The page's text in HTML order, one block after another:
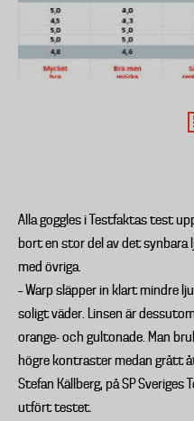
Alla goggles i Testfaktas test
bort en stor del av det
med övriga.
– Warp släpper in klart mindre
soligt väder. Linsen är
orange- och gultonade. Man
högre kontraster medan grått
Stefan Källberg, på SP
utfört testet.